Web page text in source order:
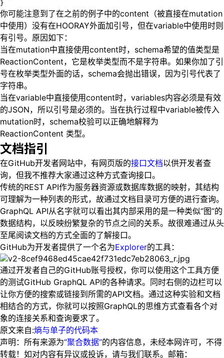
你可能注意到了在之前的例子中的content（被直接在mutation
中使用）没有在HOORAY外面加引号，但在variable中使用时则
有引号。原因如下：
当在mutation中直接使用content时，schema希望的值类型是
ReactionContent，它是枚举类型而不是字符串。如果你加了引
号在枚举类型外面的话，schema会抛出错误，因为引号代表了
字符串。
当在variable中直接使用content时，variables内容必须是有效
的JSON，所以引号是必须的。当在执行过程中variable被传入
mutation时，schema校验可以正确地解释为
ReactionContent 类型。
文档指引
在GitHub开发者网站中，有网页版的接口文档以供开发者查
询，但我不推荐大家通过这种方式查询接口。
传统的REST API作为服务器资源或数据库数据的映射，其结构
可理解为一种列表的形式，故通过文档目录可方便的进行查询。
GraphQL API从名字就可以看出其内部采用的是一种类似“图”的
数据结构，以反映纷繁复杂的节点之间的关系。故很难通过从头
至尾阅读文档的方式全面的了解接口。
GitHub为开发者提供了一个名为Explorer的工具：
通过开发者自己的GitHub账号授权，你可以使用这个工具方便
的测试GitHub GraphQL API的各种请求。同时右侧的边栏可以
让你方便的搜索或链接到所需的API文档。通过这种实验和文档
相结合的方式，你就可以按照GraphQL的思维方式查看各个对
象的连接关系和查询要求了。
原文来自:熵与单子的代码本
声明：所有来源为“聚合数据”的内容信息，未经本网许可，不得
转载！如对内容有异议或投诉，请与我们联系。邮箱：